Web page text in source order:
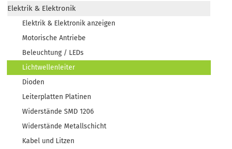
Elektrik & Elektronik
Elektrik & Elektronik anzeigen
Motorische Antriebe
Beleuchtung / LEDs
Lichtwellenleiter
Dioden
Leiterplatten Platinen
Widerstände SMD 1206
Widerstände Metallschicht
Kabel und Litzen